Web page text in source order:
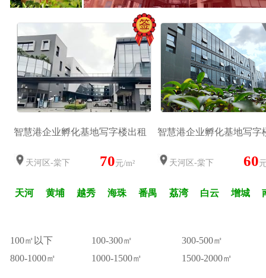
智慧港企业孵化基地写字楼出租
天河区-棠下 70元/m²
智慧港企业孵化基地写字
天河区-棠下 60
天河 黄埔 越秀 海珠 番禺 荔湾 白云 增城
100㎡以下 100-300㎡
300-500㎡
800-1000㎡
1000-1500㎡ 1500-2000㎡